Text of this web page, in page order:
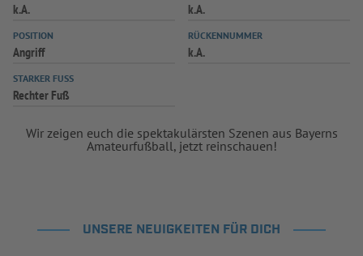
k.A. k.A.
POSITION
Angriff
RÜCKENNUMMER
k.A.
STARKER FUSS
Rechter Fuß
Wir zeigen euch die spektakulärsten Szenen aus Bayerns
Amateurfußball, jetzt reinschauen!
UNSERE NEUIGKEITEN FÜR DICH